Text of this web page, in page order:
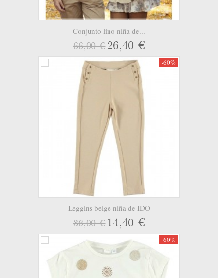
Conjunto lino niña de...
66,00 €26,40 €
-60%
Leggins beige niña de IDO
36,00 € 14,40 €
-60%